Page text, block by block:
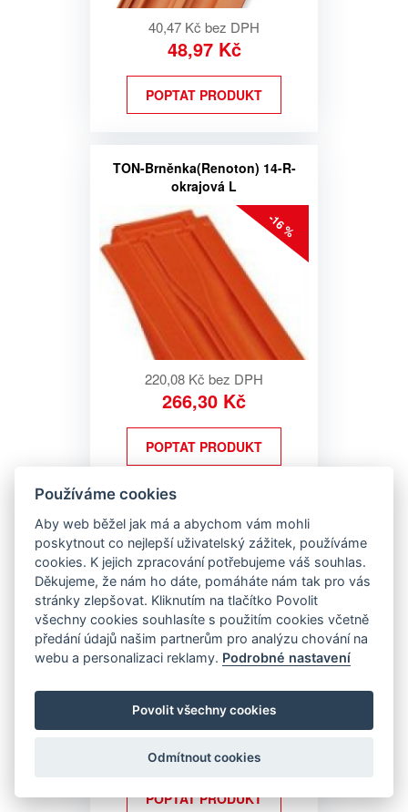
40,47 Kč bez DPH
48,97 Kč
POPTAT PRODUKT
TON-Brněnka(Renoton) 14-R-
okrajová L
-16 %
220,08 Kč bez DPH
266,30 Kč
POPTAT PRODUKT
TON-Brněnka(Renoton) 14-R-
okrajová P
-16 %
220,08 Kč bez DPH
266,30 Kč
POPTAT PRODUKT
Používáme cookies
Aby web běžel jak má a abychom vám mohli
poskytnout co nejlepší uživatelský zážitek, používáme
cookies. K jejich zpracování potřebujeme váš souhlas.
Děkujeme, že nám ho dáte, pomáháte nám tak pro vás
stránky zlepšovat. Kliknutím na tlačítko Povolit
všechny cookies souhlasíte s použitím cookies včetně
předání údajů našim partnerům pro analýzu chování na
webu a personalizaci reklamy. Podrobné nastavení
Povolit všechny cookies
Odmítnout cookies